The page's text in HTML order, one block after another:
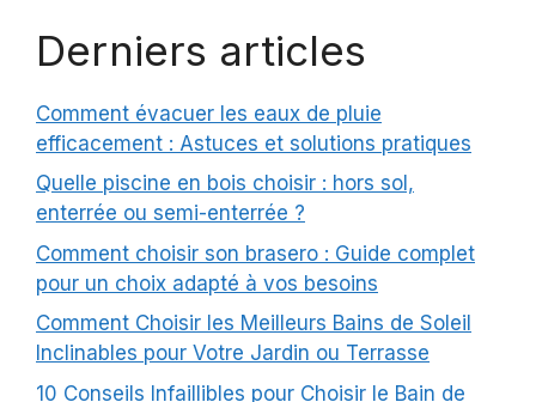
Derniers articles
Comment évacuer les eaux de pluie
efficacement : Astuces et solutions pratiques
Quelle piscine en bois choisir : hors sol,
enterrée ou semi-enterrée ?
Comment choisir son brasero : Guide complet
pour un choix adapté à vos besoins
Comment Choisir les Meilleurs Bains de Soleil
Inclinables pour Votre Jardin ou Terrasse
10 Conseils Infaillibles pour Choisir le Bain de